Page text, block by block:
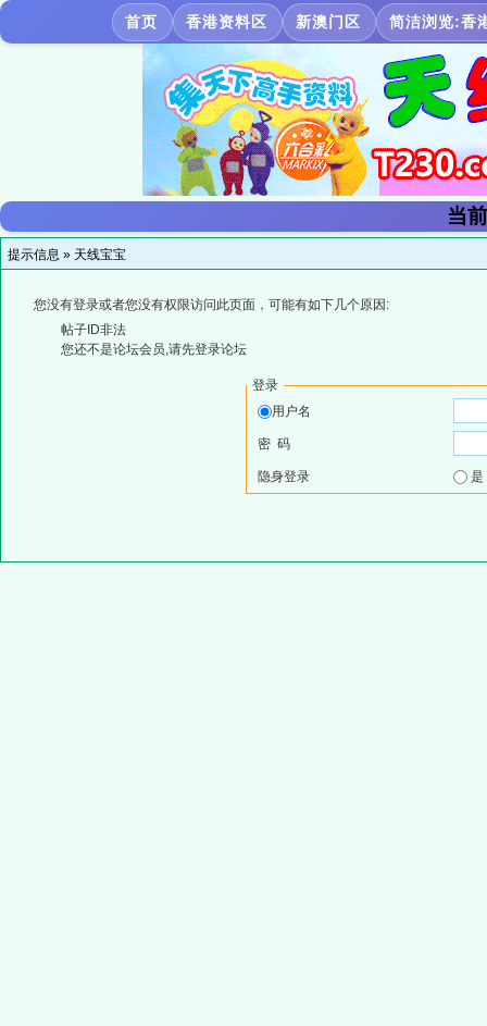
首页 香港资料区 新澳门区 简洁浏览:香
当
提示信息 » 天线宝宝
您没有登录或者您没有权限访问此页面，可能有如下几个原因:
帖子ID非法
您还不是论坛会员,请先登录论坛
登录
用户名
密 码
隐身登录